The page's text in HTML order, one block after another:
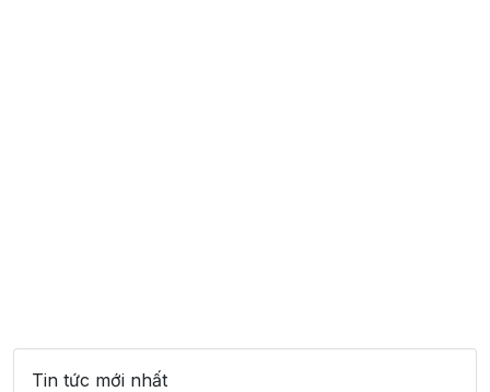
Tin tức mới nhất